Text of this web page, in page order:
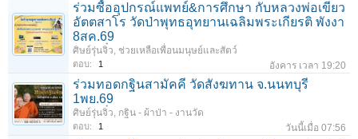
ร่วมซื้ออุปกรณ์แพทย์&การศึกษา กับหลวงพ่อเขียว
อัตตสาโร วัดป่าพุทธอุทยานเฉลิมพระเกียรติ พังงา
8สค.69
ศิษย์รุ่นจิ๋ว, ช่วยเหลือเพื่อนมนุษย์และสัตว์
ตอบ: 1 อังคาร เวลา 19:20
ร่วมทอดกฐินสามัคคี วัดสังฆทาน จ.นนทบุรี
1พย.69
ศิษย์รุ่นจิ๋ว, กฐิน - ผ้าป่า - งานวัด
ตอบ: 1 วันนี้เมื่อ 07:56